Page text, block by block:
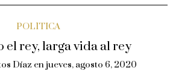
POLÍTICA
el rey, larga vida al rey
Díaz enjueves, agosto 6, 2020